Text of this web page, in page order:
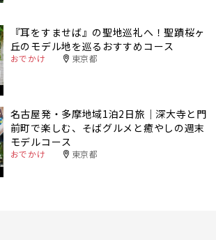
『耳をすませば』の聖地巡礼へ！聖蹟桜ヶ
丘のモデル地を巡るおすすめコース
おでかけ 東京都
名古屋発・多摩地域1泊2日旅｜深大寺と門
前町で楽しむ、そばグルメと癒やしの週末
モデルコース
おでかけ 東京都